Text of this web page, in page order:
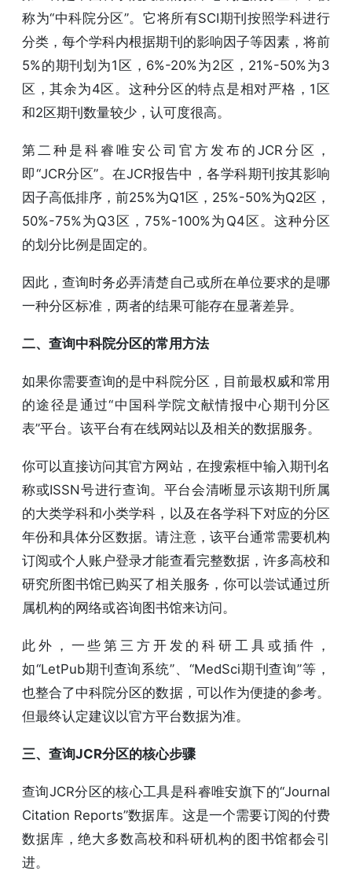
称为“中科院分区”。它将所有SCI期刊按照学科进行
分类，每个学科内根据期刊的影响因子等因素，将前
5%的期刊划为1区，6%-20%为2区，21%-50%为3
区，其余为4区。这种分区的特点是相对严格，1区
和2区期刊数量较少，认可度很高。
第二种是科睿唯安公司官方发布的JCR分区，
即“JCR分区”。在JCR报告中，各学科期刊按其影响
因子高低排序，前25%为Q1区，25%-50%为Q2区，
50%-75%为Q3区，75%-100%为Q4区。这种分区
的划分比例是固定的。
因此，查询时务必弄清楚自己或所在单位要求的是哪
一种分区标准，两者的结果可能存在显著差异。
二、查询中科院分区的常用方法
如果你需要查询的是中科院分区，目前最权威和常用
的途径是通过“中国科学院文献情报中心期刊分区
表”平台。该平台有在线网站以及相关的数据服务。
你可以直接访问其官方网站，在搜索框中输入期刊名
称或ISSN号进行查询。平台会清晰显示该期刊所属
的大类学科和小类学科，以及在各学科下对应的分区
年份和具体分区数据。请注意，该平台通常需要机构
订阅或个人账户登录才能查看完整数据，许多高校和
研究所图书馆已购买了相关服务，你可以尝试通过所
属机构的网络或咨询图书馆来访问。
此外，一些第三方开发的科研工具或插件，
如“LetPub期刊查询系统”、“MedSci期刊查询”等，
也整合了中科院分区的数据，可以作为便捷的参考。
但最终认定建议以官方平台数据为准。
三、查询JCR分区的核心步骤
查询JCR分区的核心工具是科睿唯安旗下的“Journal
Citation Reports”数据库。这是一个需要订阅的付费
数据库，绝大多数高校和科研机构的图书馆都会引
进。